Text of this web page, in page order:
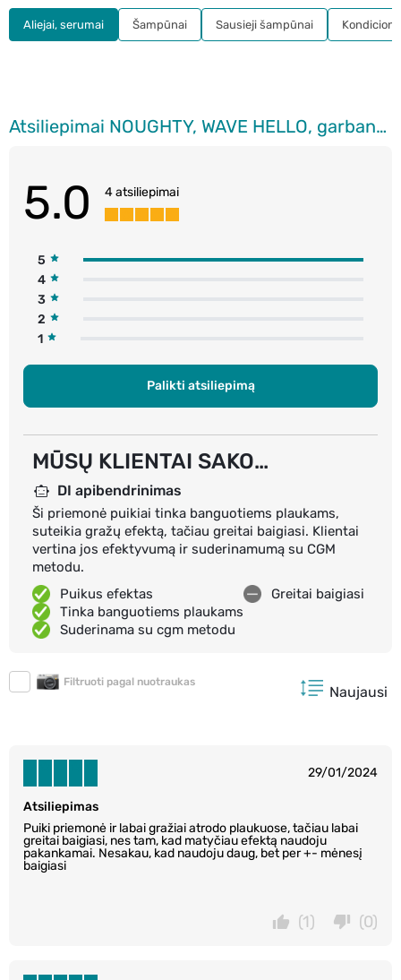
Atsiliepimai NOUGHTY, WAVE HELLO, garbanas pabrėžiantis kremas banguotiems ir garbanotiems plaukams, 150 ml
5.0 4 atsiliepimai
5
4
3
2
1
Palikti atsiliepimą
MŪSŲ KLIENTAI SAKO…
DI apibendrinimas
Ši priemonė puikiai tinka banguotiems plaukams,
suteikia gražų efektą, tačiau greitai baigiasi. Klientai
vertina jos efektyvumą ir suderinamumą su CGM
metodu.
Puikus efektas
Tinka banguotiems plaukams
Suderinama su cgm metodu
Greitai baigiasi
Filtruoti pagal nuotraukas
Naujausi
29/01/2024
Atsiliepimas
Puiki priemonė ir labai gražiai atrodo plaukuose, tačiau labai
greitai baigiasi, nes tam, kad matyčiau efektą naudoju
pakankamai. Nesakau, kad naudoju daug, bet per +- mėnesį
baigiasi
(0)
(1)
Aliejai, serumai Šampūnai Sausieji šampūnai